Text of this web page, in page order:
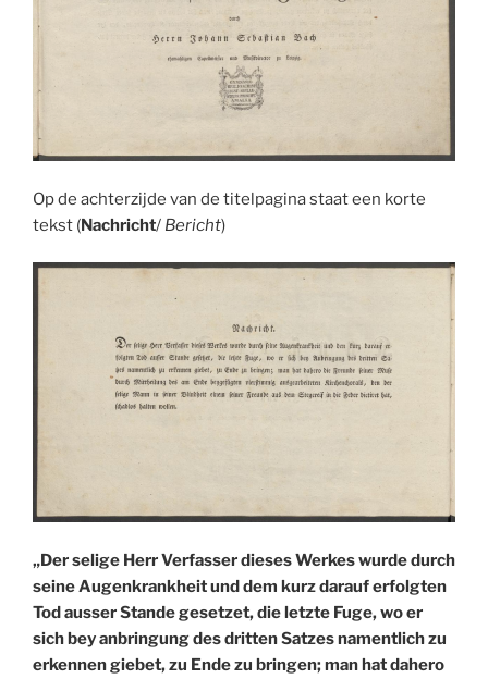
Op de achterzijde van de titelpagina staat een korte
tekst (Nachricht/ Bericht)
„Der selige Herr Verfasser dieses Werkes wurde durch
seine Augenkrankheit und dem kurz darauf erfolgten
Tod ausser Stande gesetzet, die letzte Fuge, wo er
sich bey anbringung des dritten Satzes namentlich zu
erkennen giebet, zu Ende zu bringen;man hat dahero